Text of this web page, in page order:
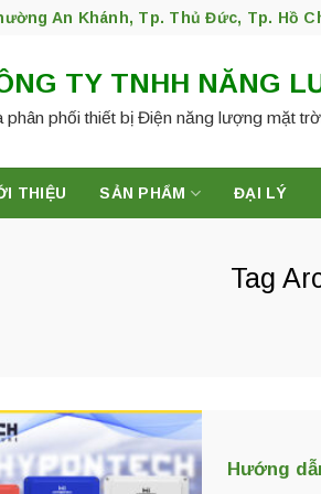
An Khánh, Tp. Thủ Đức, Tp. Hồ
TY TNHH NĂNG
phân phối thiết bị Điện năng lượng mặt
THIỆU SẢN PHẨM ĐẠI LÝ
Tag
Hướng